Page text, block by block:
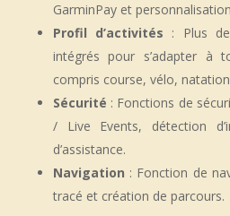
GarminPay et
Profil d’activités : Plus
intégrés pour s’adapter à
compris course, vélo,
Sécurité : Fonctions de
/ Live Events, détection
d’assistance.
Navigation : Fonction de
tracé et création de parcours.